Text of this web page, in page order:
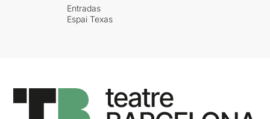
Entradas
Espai Texas